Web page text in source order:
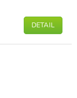
DETAIL